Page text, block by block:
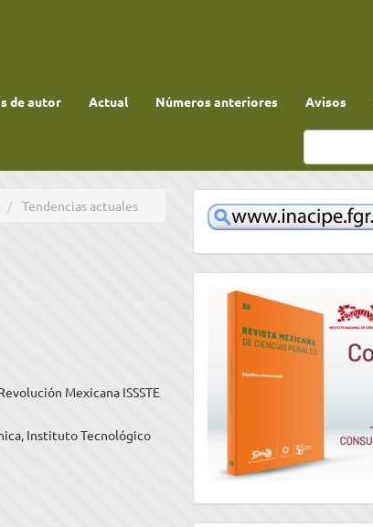
de autor Actual Números anteriores Avisos
Tendencias actuales
Mexicana ISSSTE
Instituto Tecnológico
www
convocatoria